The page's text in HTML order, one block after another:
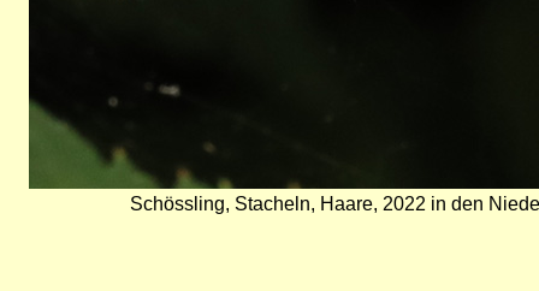
Schössling, Stacheln, Haare, 2022 in den